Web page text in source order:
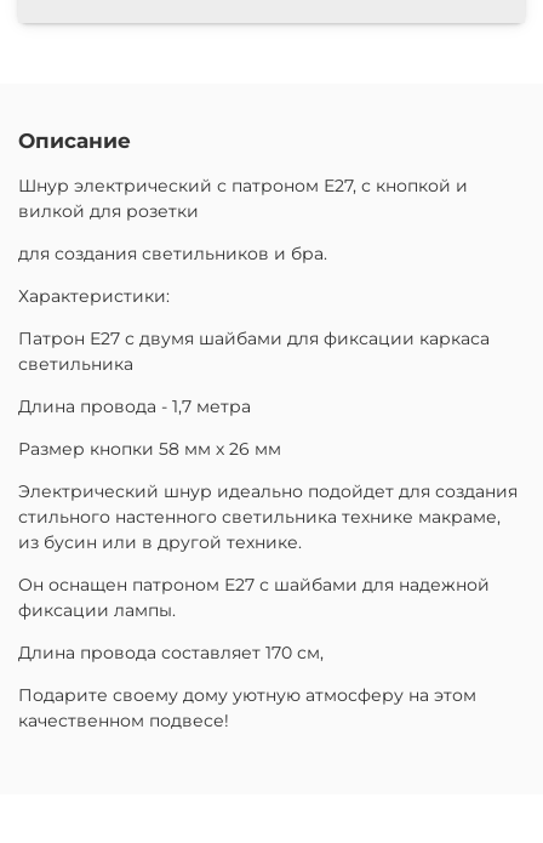
Описание
Шнур электрический с патроном Е27, с кнопкой и
вилкой для розетки
для создания светильников и бра.
Характеристики:
Патрон Е27 с двумя шайбами для фиксации каркаса
светильника
Длина провода - 1,7 метра
Размер кнопки 58 мм х 26 мм
Электрический шнур идеально подойдет для создания
стильного настенного светильника технике макраме,
из бусин или в другой технике.
Он оснащен патроном Е27 с шайбами для надежной
фиксации лампы.
Длина провода составляет 170 см,
Подарите своему дому уютную атмосферу на этом
качественном подвесе!